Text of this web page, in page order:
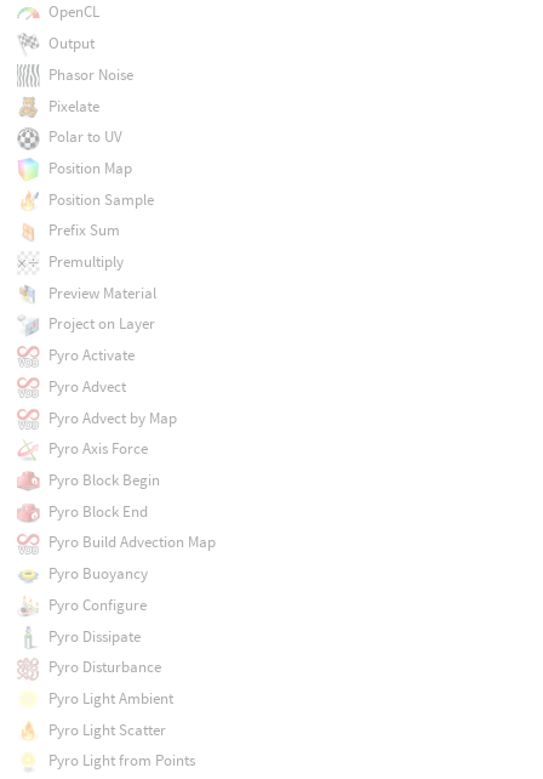
OpenCL
Output
Phasor Noise
Pixelate
Polar to UV
Position Map
Position Sample
Prefix Sum
Premultiply
Preview Material
Project on Layer
Pyro Activate
Pyro Advect
Pyro Advect by Map
Pyro Axis Force
Pyro Block Begin
Pyro Block End
Pyro Build Advection Map
Pyro Buoyancy
Pyro Configure
Pyro Dissipate
Pyro Disturbance
Pyro Light Ambient
Pyro Light Scatter
Pyro Light from Points